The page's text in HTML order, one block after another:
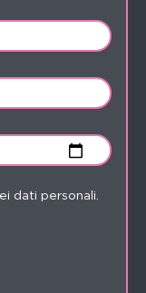
dati personali.